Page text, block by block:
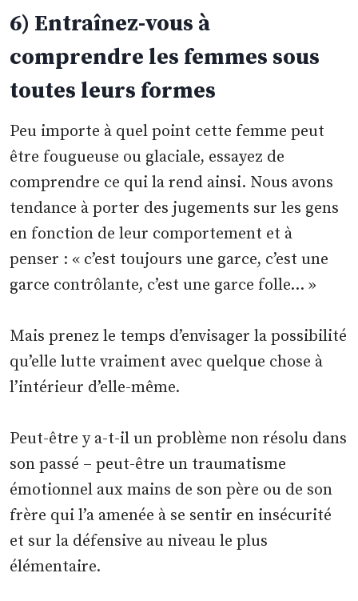
6) Entraînez-vous à
comprendre les femmes sous
toutes leurs formes
Peu importe à quel point cette femme peut
être fougueuse ou glaciale, essayez de
comprendre ce qui la rend ainsi. Nous avons
tendance à porter des jugements sur les gens
en fonction de leur comportement et à
penser : « c’est toujours une garce, c’est une
garce contrôlante, c’est une garce folle… »
Mais prenez le temps d’envisager la possibilité
qu’elle lutte vraiment avec quelque chose à
l’intérieur d’elle-même.
Peut-être y a-t-il un problème non résolu dans
son passé – peut-être un traumatisme
émotionnel aux mains de son père ou de son
frère qui l’a amenée à se sentir en insécurité
et sur la défensive au niveau le plus
élémentaire.